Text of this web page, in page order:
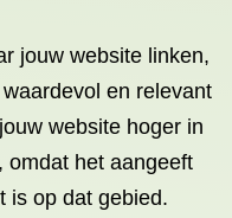
jouw website linken,
en relevant
website hoger in
omdat het aangeeft
is op dat gebied.